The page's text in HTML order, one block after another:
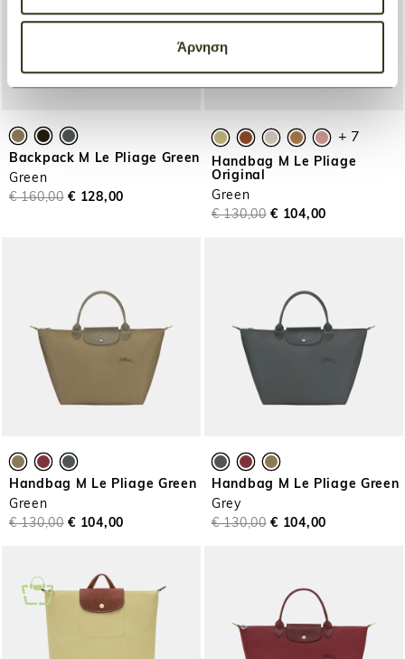
Άρνηση
Backpack M Le Pliage Green
Green
€ 160,00 € 128,00
+ 7
Handbag M Le Pliage
Original
Green
€ 130,00 € 104,00
Handbag M Le Pliage Green
Green
€ 130,00 € 104,00
Handbag M Le Pliage Green
Grey
€ 130,00 € 104,00